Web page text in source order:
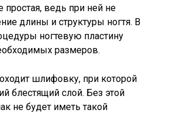
простая, ведь при ней не
длины и структуры ногтя. В
ногтевую пластину
размеров.
шлифовку, при которой
блестящий слой. Без этой
не будет иметь такой